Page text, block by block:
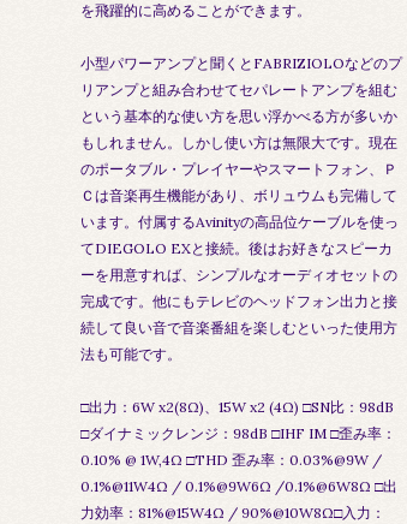
を飛躍的に高めることができます。
小型パワーアンプと聞くとFABRIZIOLOなどのプ
リアンプと組み合わせてセパレートアンプを組む
という基本的な使い方を思い浮かべる方が多いか
もしれません。しかし使い方は無限大です。現在
のポータブル・プレイヤーやスマートフォン、Ｐ
Ｃは音楽再生機能があり、ボリュウムも完備して
います。付属するAvinityの高品位ケーブルを使っ
てDIEGOLO EXと接続。後はお好きなスピーカ
ーを用意すれば、シンプルなオーディオセットの
完成です。他にもテレビのヘッドフォン出力と接
続して良い音で音楽番組を楽しむといった使用方
法も可能です。
□出力：6W x2(8Ω)、15W x2 (4Ω) □SN比：98dB
□ダイナミックレンジ：98dB □IHF IM □歪み率：
0.10% @ 1W,4Ω □THD 歪み率：0.03%@9W /
0.1%@11W4Ω / 0.1%@9W6Ω /0.1%@6W8Ω □出
力効率：81%@15W4Ω / 90%@10W8Ω□入力：